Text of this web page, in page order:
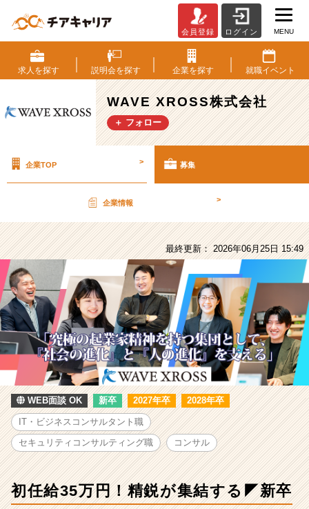
XROSS
株
式
会
社
の
人
-
任
円！
精
鋭
が
集
結
す
る
◤
新
卒
2
◢
会員登録 ログイン MENU
求人を探す 説明会を探す 企業を探す 就職イベント
WAVE XROSS株式会社
＋ フォロー
企業TOP > 募集
企業情報 >
最終更新： 2026年06月25日 15:49
WEB面談 OK 新卒 2027年卒 2028年卒
IT・ビジネスコンサルタント職
セキュリティコンサルティング職 コンサル
初任給35万円！精鋭が集結する◤新卒